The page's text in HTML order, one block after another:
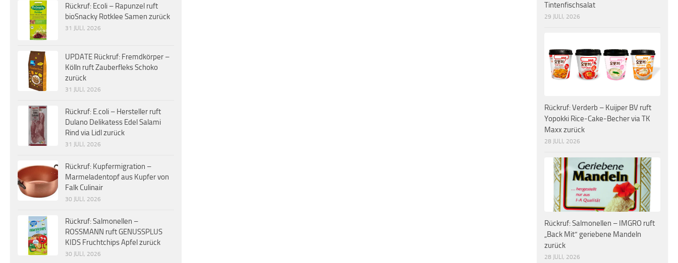
Rückruf: Ecoli – Rapunzel ruft
bioSnacky Rotklee Samen zurück
31 JULI, 2026
UPDATE Rückruf: Fremdkörper –
Kölln ruft Zauberfleks Schoko
zurück
31 JULI, 2026
Rückruf: E.coli – Hersteller ruft
Dulano Delikatess Edel Salami
Rind via Lidl zurück
31 JULI, 2026
Rückruf: Kupfermigration –
Marmeladentopf aus Kupfer von
Falk Culinair
30 JULI, 2026
Rückruf: Salmonellen –
ROSSMANN ruft GENUSSPLUS
KIDS Fruchtchips Apfel zurück
30 JULI, 2026
Tintenfischsalat
29 JULI, 2026
Rückruf: Verderb – Kuijper BV ruft
Yopokki Rice-Cake-Becher via TK
Maxx zurück
28 JULI, 2026
Rückruf: Salmonellen – IMGRO ruft
„Back Mit“ geriebene Mandeln
zurück
28 JULI, 2026